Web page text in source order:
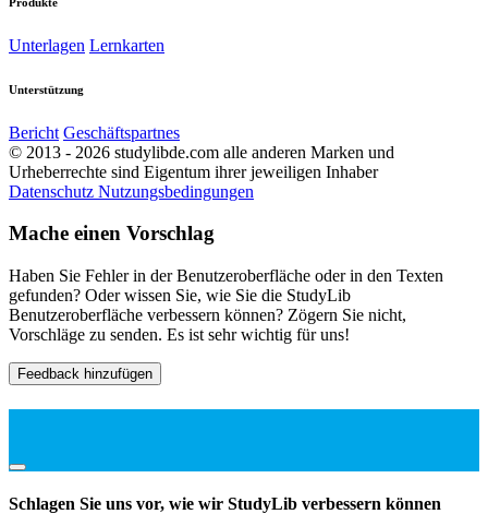
Unterlagen Lernkarten
Unterstützung
Bericht Geschäftspartnes
© 2013 - 2026 studylibde.com alle anderen Marken und
Urheberrechte sind Eigentum ihrer jeweiligen Inhaber
Datenschutz Nutzungsbedingungen
Mache einen Vorschlag
Haben Sie Fehler in der Benutzeroberfläche oder in den Texten
gefunden? Oder wissen Sie, wie Sie die StudyLib
Benutzeroberfläche verbessern können? Zögern Sie nicht,
Vorschläge zu senden. Es ist sehr wichtig für uns!
Feedback hinzufügen
Schlagen Sie uns vor, wie wir StudyLib verbessern können